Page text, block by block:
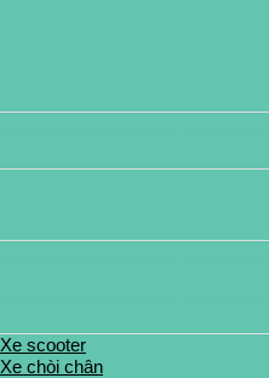
Xe scooter
Xe chòi chân